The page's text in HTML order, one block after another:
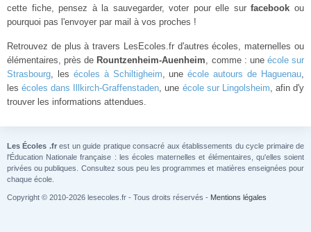
cette fiche, pensez à la sauvegarder, voter pour elle surfacebook ou
pourquoi pas l'envoyer par mail à vos proches !
Retrouvez de plus à travers LesEcoles.fr d'autres écoles, maternelles ou
élémentaires, près de Rountzenheim-Auenheim, comme : une école sur
Strasbourg, les écoles à Schiltigheim, uneécole autours de Haguenau,
lesécoles dans Illkirch-Graffenstaden, une école sur Lingolsheim, afin d'y
trouver les informations attendues.
Les Écoles .frest un guide pratique consacré aux établissements du cycle primaire de
l'Éducation Nationale française : les écoles maternelles et élémentaires, qu'elles soient
privées ou publiques. Consultez sous peu les programmes et matières enseignées pour
chaque école.
Copyright © 2010-2026 lesecoles.fr - Tous droits réservés - Mentions légales